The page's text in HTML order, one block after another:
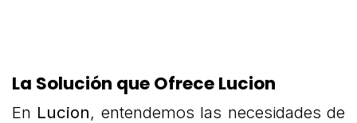
La Solución que Ofrece Lucion
En Lucion, entendemos las necesidades de